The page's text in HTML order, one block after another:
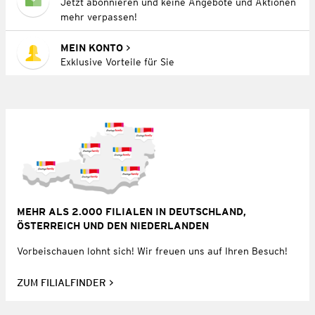
mehr verpassen!
MEIN KONTO
Exklusive Vorteile für Sie
MEHR ALS 2.000 FILIALEN IN DEUTSCHLAND,
ÖSTERREICH UND DEN NIEDERLANDEN
Vorbeischauen lohnt sich! Wir freuen uns auf Ihren Besuch!
ZUM FILIALFINDER